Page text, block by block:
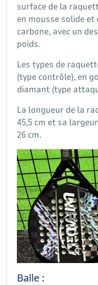
surface de la
en mousse solide et
carbone, avec un
poids.
Les types de
(type contrôle), en
diamant (type
La longueur de la
45,5 cm et sa
26 cm.
Balle :